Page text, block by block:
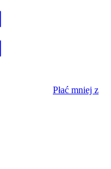
Płać mniej z